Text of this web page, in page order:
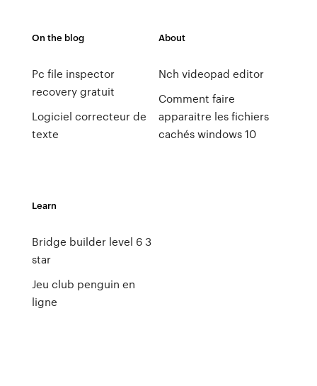
On the blog
Pc file inspector
recovery gratuit
Logiciel correcteur de
texte
About
Nch videopad editor
Comment faire
apparaitre les fichiers
cachés windows 10
Learn
Bridge builder level 6 3
star
Jeu club penguin en
ligne